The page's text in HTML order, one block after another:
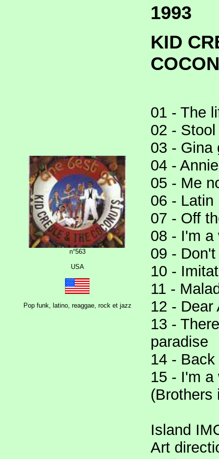
n°563
USA
Pop funk, latino, reaggae, rock et jazz
1993
KID
01 - The
02 -
03 - Gina
04 -
05 - Me
06 - Latin
07 - Off
08 - I'm a
09 -
10 -
11 -
12 - Dear
13 -
paradise
14 -
15 - I'm a
(Brothers
Island
Art